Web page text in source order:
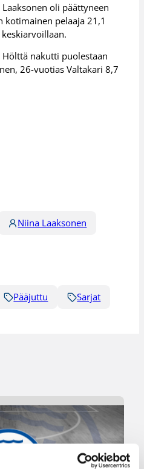
oli päättyneen
kotimainen pelaaja 21,1
nakutti puolestaan
26-vuotias Valtakari 8,7
Niina Laaksonen
Pääjuttu Sarjat